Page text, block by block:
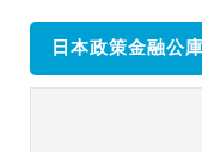
日本政策金融公